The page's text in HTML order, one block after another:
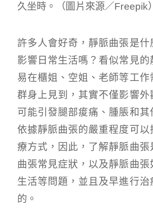
久坐時。（圖片來源／Freepik）
許多人會好奇，靜脈曲張是什
影響日常生活嗎？看似常見的
易在櫃姐、空姐、老師等工作
群身上見到，其實不僅影響外
可能引發腿部痠痛、腫脹和其
依據靜脈曲張的嚴重程度可以
療方式，因此，了解靜脈曲張
曲張常見症狀，以及靜脈曲張
生活等問題，並且及早進行治
的。